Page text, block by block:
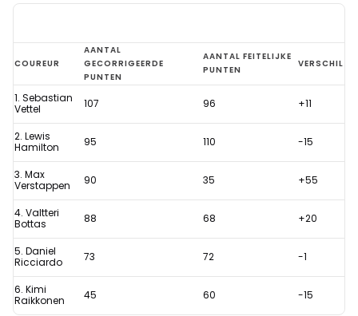
stand
in
de
Formule
1
zonder
fouten
van
Max
Verstappen
COUREUR
AANTAL
GECORRIGEERDE
PUNTEN
AANTAL FEITELIJKE
PUNTEN
VERSCHIL
1. Sebastian
Vettel
107 96 +11
2. Lewis
Hamilton
95 110 -15
3. Max
Verstappen
90 35 +55
4. Valtteri
Bottas
88 68 +20
5. Daniel
Ricciardo
73 72 -1
6. Kimi
Raikkonen
45 60 -15